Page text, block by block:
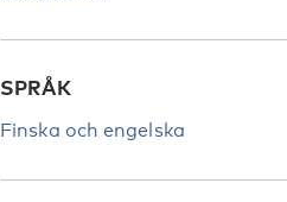
SPRÅK
Finska och engelska